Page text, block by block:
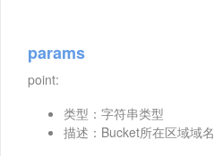
params
point:
类型：字符串类型
描述：Bucket所在区域域名